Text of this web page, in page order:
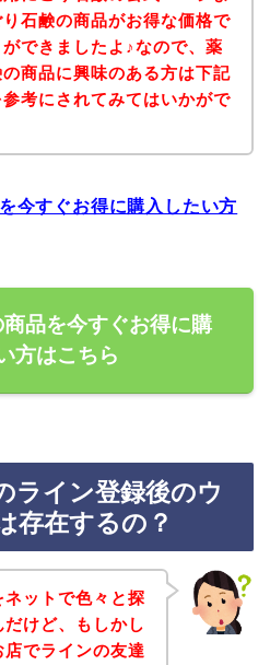
り石鹸の商品がお得な価格で
できましたよ♪なので、薬
商品に興味のある方は下記
考にされてみてはいかがで
今すぐお得に購入したい方
品を今すぐお得に購
方はこちら
ライン登録後のウ
存在するの？
ットで色々と探
けど、もしかし
でラインの友達